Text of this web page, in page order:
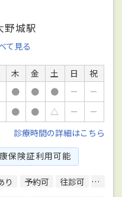
野城駅
て見る
木 金 土 日
祝
● ● ● －
－
● ● △ －
－
診療時間の詳細はこちら
保険証利用可能
り 予約可 往診可
訪問